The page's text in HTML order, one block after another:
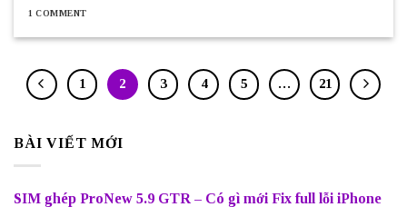
1 COMMENT
1 2 3 4 5 … 21
BÀI VIẾT MỚI
SIM ghép ProNew 5.9 GTR – Có gì mới Fix full lỗi iPhone